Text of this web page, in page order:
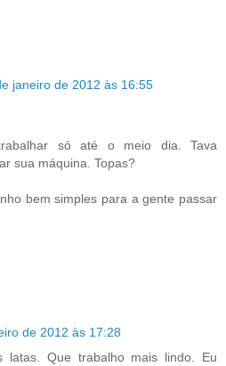
janeiro de 2012 às 16:55
só até o meio dia. Tava
sua máquina. Topas?
bem simples para a gente passar
de 2012 às 17:28
latas. Que trabalho mais lindo. Eu